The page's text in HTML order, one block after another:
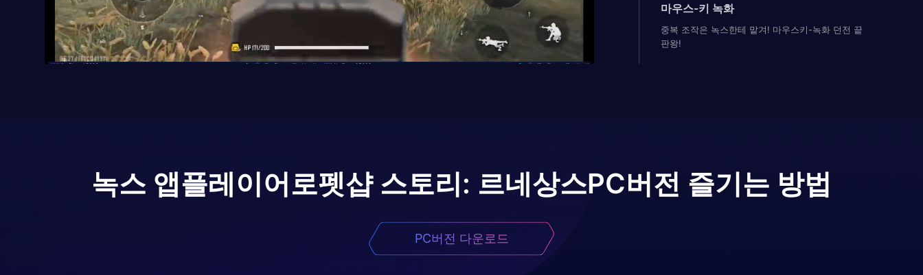
마우스-키 녹화
중복 조작은 녹스한테 맡겨! 마우스키-녹화 던전 끝
판왕!
녹스 앱플레이어로펫샵 스토리: 르네상스PC버전 즐기는 방법
PC버전 다운로드